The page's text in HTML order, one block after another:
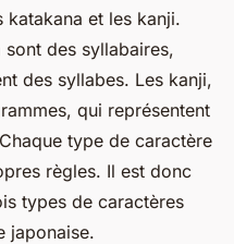
katakana et les kanji.
sont des syllabaires,
des syllabes. Les kanji,
qui représentent
type de caractère
règles. Il est donc
types de caractères
japonaise.